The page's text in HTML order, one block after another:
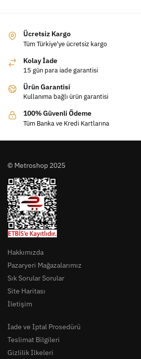
Ücretsiz Kargo
Tüm Türkiye'ye ücretsiz kargo
Kolay İade
15 gün para iade garantisi
Ürün Garantisi
Kullanıma bağlı ürün garantisi
100% Güvenli Ödeme
Tüm Banka ve Kredi Kartlarına
© Metroshop 2025
Hakkımızda
Pazaryeri Mağazalarımız
Sık Sorular Sorular
Site Haritası
İletişim
İade ve İptal Prosedürü
Teslimat Bilgileri
Gizlilik İlkeleri